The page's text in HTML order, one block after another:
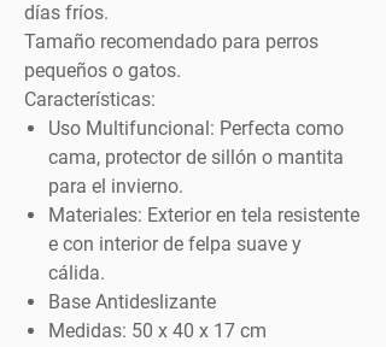
días fríos.
Tamaño recomendado para perros
pequeños o gatos.
Características:
Uso Multifuncional: Perfecta como
cama, protector de sillón o mantita
para el invierno.
Materiales: Exterior en tela resistente
e con interior de felpa suave y
cálida.
Base Antideslizante
Medidas: 50 x 40 x 17 cm